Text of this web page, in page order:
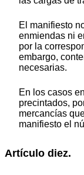
El manifiesto
enmiendas ni
por la
embargo,
necesarias.
En los casos
precintados,
mercancías
manifiesto el
Artículo diez.